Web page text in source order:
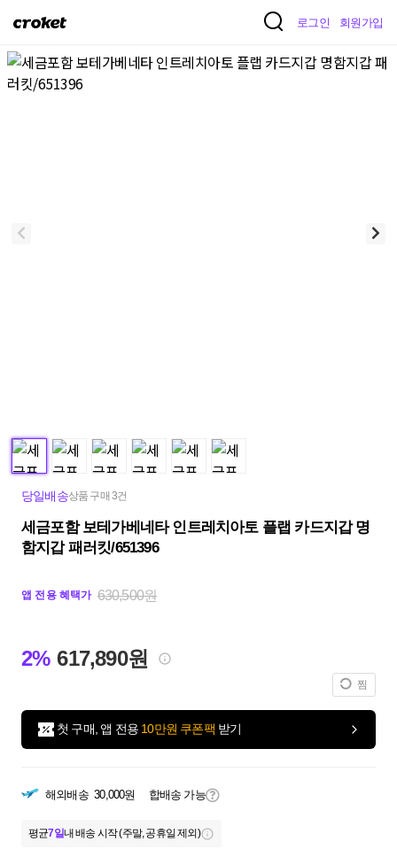
크
켓
로그인 회원가입
당일배송상품 구매 3건
세금포함 보테가베네타 인트레치아토 플랩 카드지갑 명
함지갑 패러킷/651396
앱 전용 혜택가 630,500원
2% 617,890원
찜
첫 구매, 앱 전용 10만원 쿠폰팩 받기
해외배송 30,000원 합배송 가능
평균7일내 배송 시작 (주말, 공휴일 제외)